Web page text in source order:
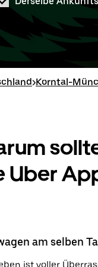
>Korntal-
Uber
am selben